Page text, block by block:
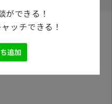
ができる！
ッチできる！